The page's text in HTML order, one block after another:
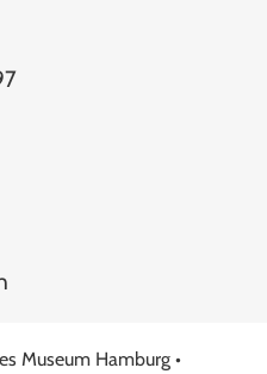
Museum Hamburg •